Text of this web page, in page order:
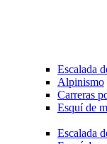
Escalada
Alpinismo
Carreras
Esquí de
Escalada